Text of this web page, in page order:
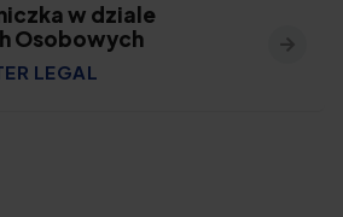
w dziale
Osobowych
LEGAL